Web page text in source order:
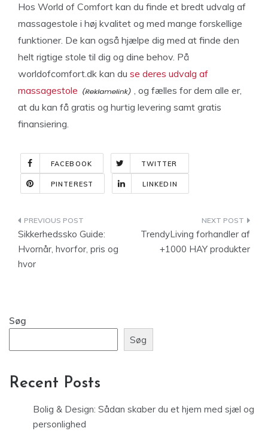
Hos World of Comfort kan du finde et bredt udvalg af
massagestole i høj kvalitet og med mange forskellige
funktioner. De kan også hjælpe dig med at finde den
helt rigtige stole til dig og dine behov. På
worldofcomfort.dk kan du se deres udvalg af
massagestole
, og fælles for dem alle er,
at du kan få gratis og hurtig levering samt gratis
finansiering.
FACEBOOK TWITTER
PINTEREST LINKEDIN
Indlægsnavigation
Sikkerhedssko Guide:
Hvornår, hvorfor, pris og
hvor
TrendyLiving forhandler af
+1000 HAY produkter
Søg
Søg
Recent Posts
Bolig & Design: Sådan skaber du et hjem med sjæl og
personlighed